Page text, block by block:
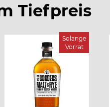
Tiefpreis
Solange
Vorrat